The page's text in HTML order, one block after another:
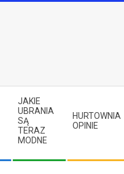
JAKIE
UBRANIA
SĄ
TERAZ
MODNE
HURTOWNIA
OPINIE